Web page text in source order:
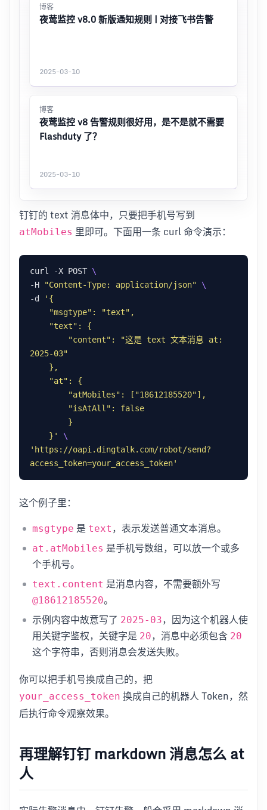
博客
夜莺监控 v8.0 新版通知规则 | 对接飞书告警
2025-03-10
博客
夜莺监控 v8 告警规则很好用，是不是就不需要
Flashduty 了？
2025-03-10
钉钉的 text 消息体中，只要把手机号写到
atMobiles 里即可。下面用一条 curl 命令演示：
curl -X POST
-H
"Content-Type: application/json"
-d
    }'
'https://oapi.dingtalk.com/robot/send?
access_token=your_access_token'
这个例子里：
msgtype 是 text ，表示发送普通文本消息。
at.atMobiles 是手机号数组，可以放一个或多
个手机号。
text.content 是消息内容，不需要额外写
@18612185520。
示例内容中故意写了 2025-03，因为这个机器人使
用关键字鉴权，关键字是 20，消息中必须包含 20
这个字符串，否则消息会发送失败。
你可以把手机号换成自己的，把
your_access_token 换成自己的机器人 Token，然
后执行命令观察效果。
再理解钉钉 markdown 消息怎么 at
人